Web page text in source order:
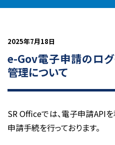
2025年7月18日
e-Gov電子申請のロ
管理について
SR Officeでは、電子申請API
申請手続を行っております。